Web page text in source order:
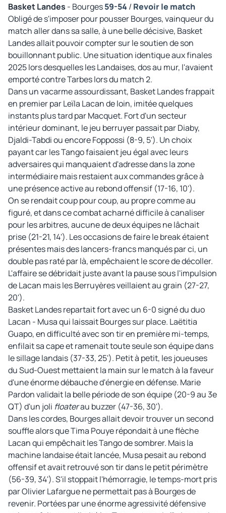
Basket Landes - Bourges59-54 / Revoir le match
Obligé de s'imposer pour pousser Bourges, vainqueur du
match aller dans sa salle, à une belle décisive, Basket
Landes allait pouvoir compter sur le soutien de son
bouillonnant public. Une situation identique aux finales
2025 lors desquelles les Landaises, dos au mur, l'avaient
emporté contre Tarbes lors du match 2.
Dans un vacarme assourdissant, Basket Landes frappait
en premier par Leïla Lacan de loin, imitée quelques
instants plus tard par Macquet. Fort d'un secteur
intérieur dominant, le jeu berruyer passait par Diaby,
Djaldi-Tabdi ou encore Foppossi (8-9, 5'). Un choix
payant car les Tango faisaient jeu égal avec leurs
adversaires qui manquaient d'adresse dans la zone
intermédiaire mais restaient aux commandes grâce à
une présence active au rebond offensif (17-16, 10').
On se rendait coup pour coup, au propre comme au
figuré, et dans ce combat acharné difficile à canaliser
pour les arbitres, aucune de deux équipes ne lâchait
prise (21-21, 14'). Les occasions de faire le break étaient
présentes mais des lancers-francs manqués par ci, un
double pas raté par là, empêchaient le score de décoller.
L'affaire se débridait juste avant la pause sous l'impulsion
de Lacan mais les Berruyères veillaient au grain (27-27,
20').
Basket Landes repartait fort avec un 6-0 signé du duo
Lacan - Musa qui laissait Bourges sur place. Laëtitia
Guapo, en difficulté avec son tir en première mi-temps,
enfilait sa cape et ramenait toute seule son équipe dans
le sillage landais (37-33, 25'). Petit à petit, les joueuses
du Sud-Ouest mettaient la main sur le match à la faveur
d'une énorme débauche d'énergie en défense. Marie
Pardon validait la belle période de son équipe (20-9 au 3e
QT) d'un joli floaterau buzzer (47-36, 30').
Dans les cordes, Bourges allait devoir trouver un second
souffle alors que Tima Pouye répondait à une flèche
Lacan qui empêchait les Tango de sombrer. Mais la
machine landaise était lancée, Musa pesait au rebond
offensif et avait retrouvé son tir dans le petit périmètre
(56-39, 34'). S'il stoppait l'hémorragie, le temps-mort pris
par Olivier Lafargue ne permettait pas à Bourges de
revenir. Portées par une énorme agressivité défensive